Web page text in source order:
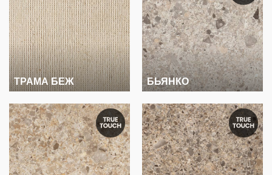
ТРАМА БЕЖ БЬЯНКО